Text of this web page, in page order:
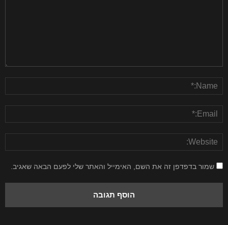
שמור בדפדפן זה את השם, האימייל והאתר שלי לפעם הבאה שאגיב.